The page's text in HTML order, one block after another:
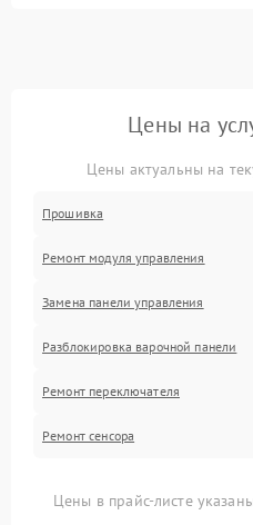
Цены на
Цены актуальны на
Прошивка
Ремонт модуля управления
Замена панели управления
Разблокировка варочной панели
Ремонт переключателя
Ремонт сенсора
Цены в прайс-листе